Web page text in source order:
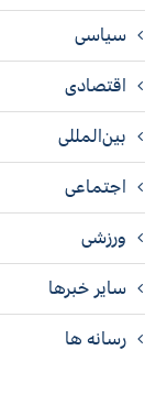
سیاسی
اقتصادی
بین‌المللی
اجتماعی
ورزشی
سایر خبرها
رسانه ها